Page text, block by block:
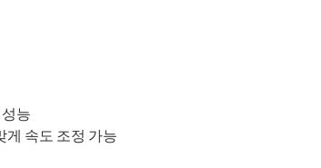
능
게 속도 조정 가능